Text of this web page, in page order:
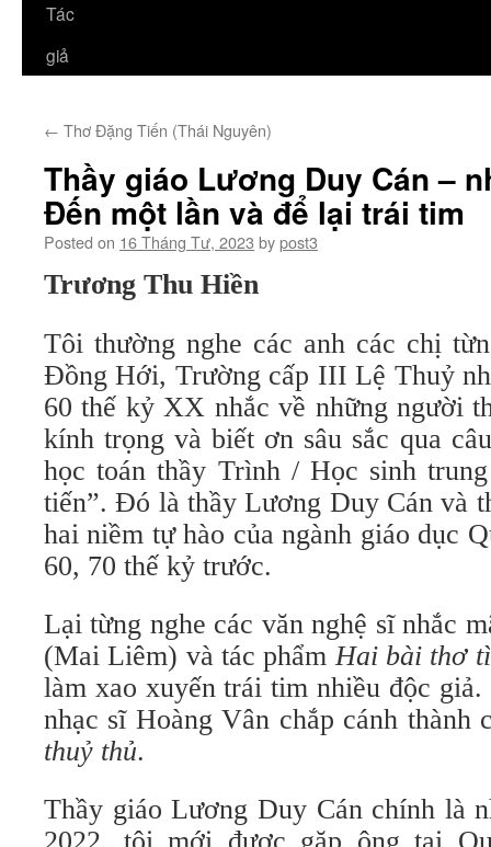
Tác
giả
← Thơ Đặng Tiến (Thái Nguyên)
Thầy giáo Lương Duy Cán –
Đến một lần và để lại trái tim
Posted on 16 Tháng Tư, 2023 bypost3
Trương Thu Hiền
Tôi thường nghe các anh các chị
Đồng Hới, Trường cấp III Lệ Thuỷ
60 thế kỷ XX nhắc về những người
kính trọng và biết ơn sâu sắc qua
học toán thầy Trình / Học sinh
tiến”. Đó là thầy Lương Duy Cán và
hai niềm tự hào của ngành giáo dục
60, 70 thế kỷ trước.
Lại từng nghe các văn nghệ sĩ nhắc
(Mai Liêm) và tác phẩmHai bài thơ
làm xao xuyến trái tim nhiều độc giả.
nhạc sĩ Hoàng Vân chắp cánh thành
thuỷ thủ.
Thầy giáo Lương Duy Cán chính là